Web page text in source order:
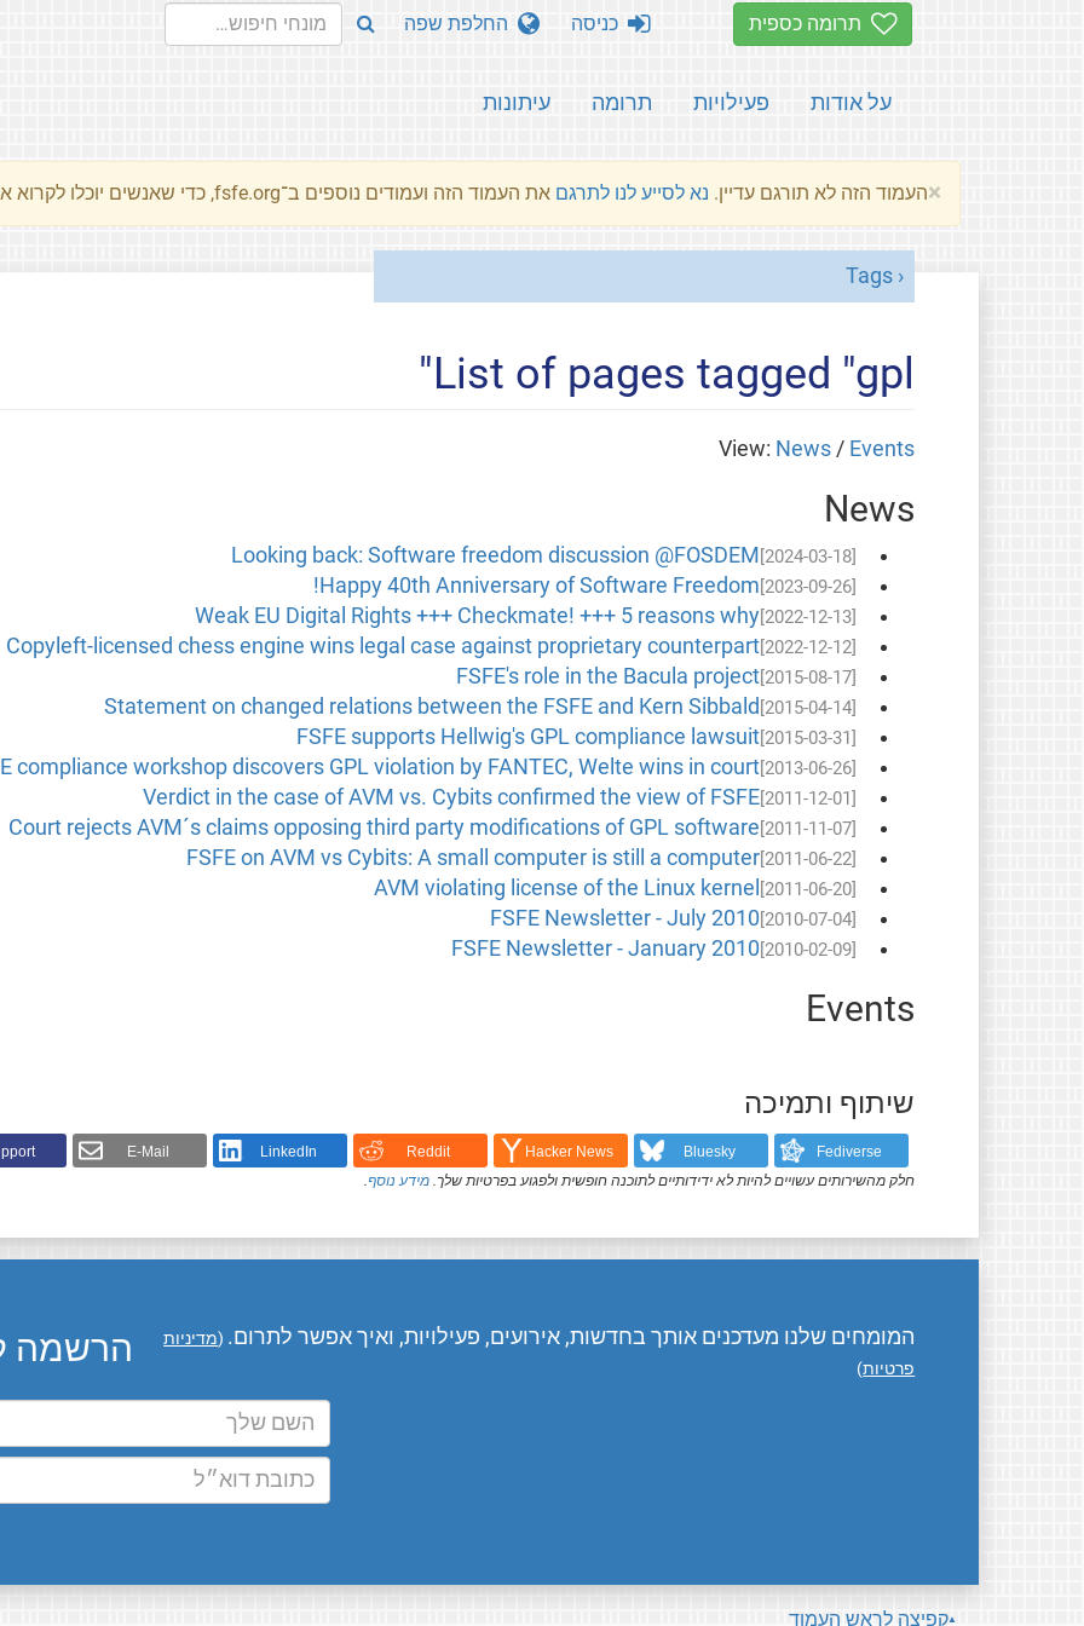
תרומה כספית
על אודות פעילויות תרומה עיתונות
כניסה החלפת שפה
×העמוד הזה לא תורגם עדיין. נא לסייע לנו לתרגם את העמוד הזה ועמודים נוספים ב־fsfe.org, כדי שאנשים יוכלו לקרוא את המסרים שלנו שלנו בשפת האם שלהם.
Tags
List of pages tagged "gpl"
View: News / Events
News
[2024-03-18]
Looking back: Software freedom discussion @FOSDEM
[2023-09-26]
Happy 40th Anniversary of Software Freedom!
[2022-12-13]
Weak EU Digital Rights +++ Checkmate! +++ 5 reasons why
[2022-12-12]
Copyleft-licensed chess engine wins legal case against proprietary counterpart
[2015-08-17]
FSFE's role in the Bacula project
[2015-04-14]
Statement on changed relations between the FSFE and Kern Sibbald
[2015-03-31]
FSFE supports Hellwig's GPL compliance lawsuit
[2013-06-26]
compliance workshop discovers GPL violation by FANTEC, Welte wins in court
[2011-12-01]
Verdict in the case of AVM vs. Cybits confirmed the view of FSFE
[2011-11-07]
Court rejects AVM´s claims opposing third party modifications of GPL software
[2011-06-22]
FSFE on AVM vs Cybits: A small computer is still a computer
[2011-06-20]
AVM violating license of the Linux kernel
[2010-07-04]
FSFE Newsletter - July 2010
[2010-02-09]
FSFE Newsletter - January 2010
Events
שיתוף ותמיכה
Fediverse
Bluesky
Hacker News
Reddit
LinkedIn
E-Mail
חלק מהשירותים עשויים להיות לא ידידותיים לתוכנה חופשית ולפגוע בפרטיות שלך. מידע נוסף.
הרשמה המומחים שלנו מעדכנים אותך בחדשות, אירועים, פעילויות, ואיך אפשר לתרום. (מדיניות
פרטיות)
קפיצה לראש העמוד